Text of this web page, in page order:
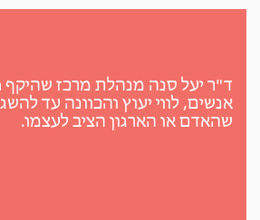
ד"ר יעל סנה מנהלת מרכז שהיקף
אנשים, לווי יעוץ והכוונה עד
שהאדם או הארגון הציב לעצמו.